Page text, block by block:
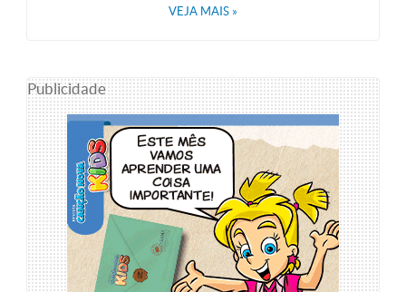
VEJA MAIS »
Publicidade